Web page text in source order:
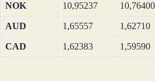
NOK 10,95237 10,76400
AUD 1,65557 1,62710
CAD 1,62383 1,59590